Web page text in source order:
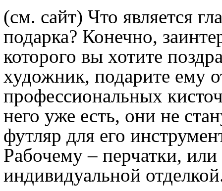
(см. сайт) Что является
подарка? Конечно,
которого вы хотите
художник, подарите ему
профессиональных
него уже есть, они не
футляр для его
Рабочему – перчатки,
индивидуальной